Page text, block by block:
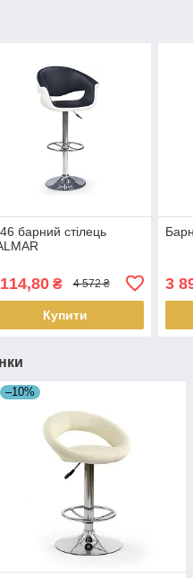
барний стілець
₴ 4 572 ₴
Купити
3
–10%